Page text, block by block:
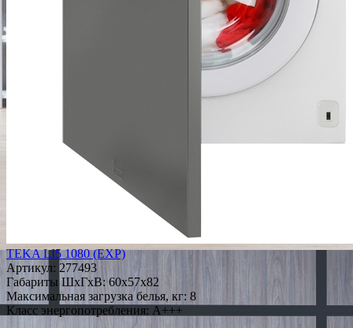
TEKA LI5 1080 (EXP)
Артикул: 277493
Габариты ШxГxВ: 60x57x82
Максимальная загрузка белья, кг: 8
Класс энергопотребления: A+++